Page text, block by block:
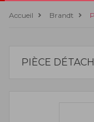
Accueil Brandt
PIÈCE